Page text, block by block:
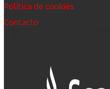
Política de cookies
Contacto